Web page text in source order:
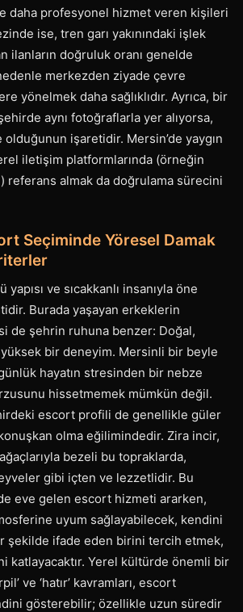
daha profesyonel hizmet veren kişileri
ise, tren garı yakınındaki işlek
ilanların doğruluk oranı genelde
merkezden ziyade çevre
yönelmek daha sağlıklıdır. Ayrıca, bir
aynı fotoğraflarla yer alıyorsa,
işaretidir. Mersin’de yaygın
iletişim platformlarında (örneğin
referans almak da doğrulama sürecini
Seçiminde Yöresel Damak
ve sıcakkanlı insanıyla öne
Burada yaşayan erkeklerin
de şehrin ruhuna benzer: Doğal,
bir deneyim. Mersinli bir beyle
hayatın stresinden bir nebze
hissetmemek mümkün değil.
escort profili de genellikle güler
olma eğilimindedir. Zira incir,
bezeli bu topraklarda,
gibi içten ve lezzetlidir. Bu
eve gelen escort hizmeti ararken,
uyum sağlayabilecek, kendini
şekilde ifade eden birini tercih etmek,
katlayacaktır. Yerel kültürde önemli bir
ve ‘hatır’ kavramları, escort
gösterebilir; özellikle uzun süredir